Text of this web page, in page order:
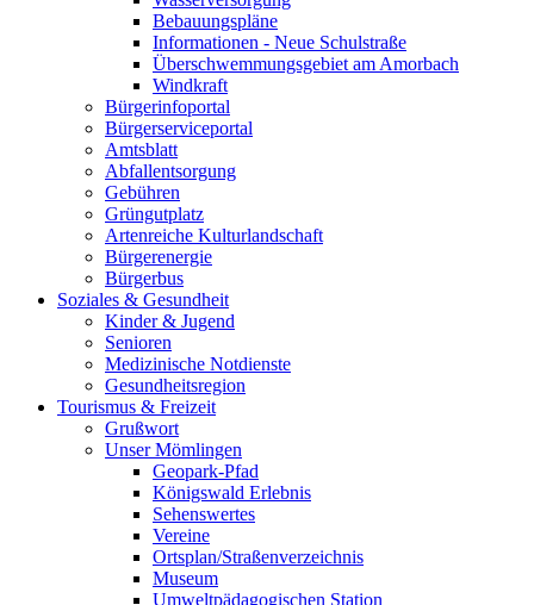
Bebauungspläne
Informationen - Neue Schulstraße
Überschwemmungsgebiet am Amorbach
Windkraft
Bürgerinfoportal
Bürgerserviceportal
Amtsblatt
Abfallentsorgung
Gebühren
Grüngutplatz
Artenreiche Kulturlandschaft
Bürgerenergie
Bürgerbus
Soziales & Gesundheit
Kinder & Jugend
Senioren
Medizinische Notdienste
Gesundheitsregion
Tourismus & Freizeit
Grußwort
Unser Mömlingen
Geopark-Pfad
Königswald Erlebnis
Sehenswertes
Vereine
Ortsplan/Straßenverzeichnis
Museum
Umweltpädagogischen Station